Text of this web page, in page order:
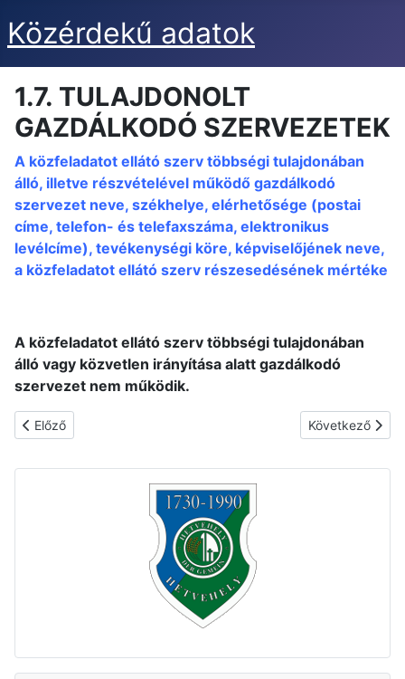
Közérdekű adatok
1.7. TULAJDONOLT
GAZDÁLKODÓ SZERVEZETEK
A közfeladatot ellátó szerv többségi tulajdonában
álló, illetve részvételével működő gazdálkodó
szervezet neve, székhelye, elérhetősége (postai
címe, telefon- és telefaxszáma, elektronikus
levélcíme), tevékenységi köre, képviselőjének neve,
a közfeladatot ellátó szerv részesedésének mértéke
A közfeladatot ellátó szerv többségi tulajdonában
álló vagy közvetlen irányítása alatt gazdálkodó
szervezet nem működik.
Előző cikk: 1.8. KÖZALAPÍTVÁNYOK
Előző Következő cikk:
Következő